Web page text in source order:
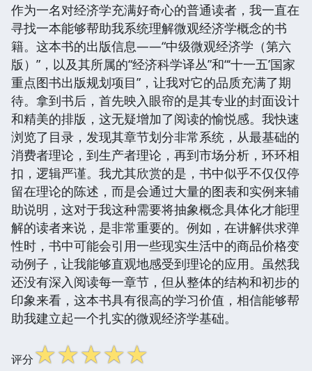
作为一名对经济学充满好奇心的普通读者，我一直在
寻找一本能够帮助我系统理解微观经济学概念的书
籍。这本书的出版信息——“中级微观经济学（第六
版）”，以及其所属的“经济科学译丛”和“‘十一五’国家
重点图书出版规划项目”，让我对它的品质充满了期
待。拿到书后，首先映入眼帘的是其专业的封面设计
和精美的排版，这无疑增加了阅读的愉悦感。我快速
浏览了目录，发现其章节划分非常系统，从最基础的
消费者理论，到生产者理论，再到市场分析，环环相
扣，逻辑严谨。我尤其欣赏的是，书中似乎不仅仅停
留在理论的陈述，而是会通过大量的图表和实例来辅
助说明，这对于我这种需要将抽象概念具体化才能理
解的读者来说，是非常重要的。例如，在讲解供求弹
性时，书中可能会引用一些现实生活中的商品价格变
动例子，让我能够直观地感受到理论的应用。虽然我
还没有深入阅读每一章节，但从整体的结构和初步的
印象来看，这本书具有很高的学习价值，相信能够帮
助我建立起一个扎实的微观经济学基础。
评分☆☆☆☆☆